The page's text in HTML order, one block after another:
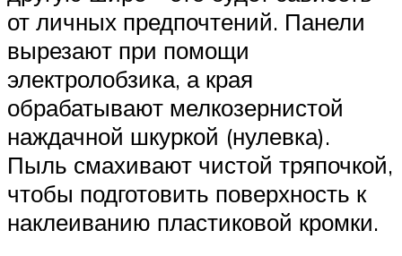
от личных предпочтений. Панели
вырезают при помощи
электролобзика, а края
обрабатывают мелкозернистой
наждачной шкуркой (нулевка).
Пыль смахивают чистой тряпочкой,
чтобы подготовить поверхность к
наклеиванию пластиковой кромки.